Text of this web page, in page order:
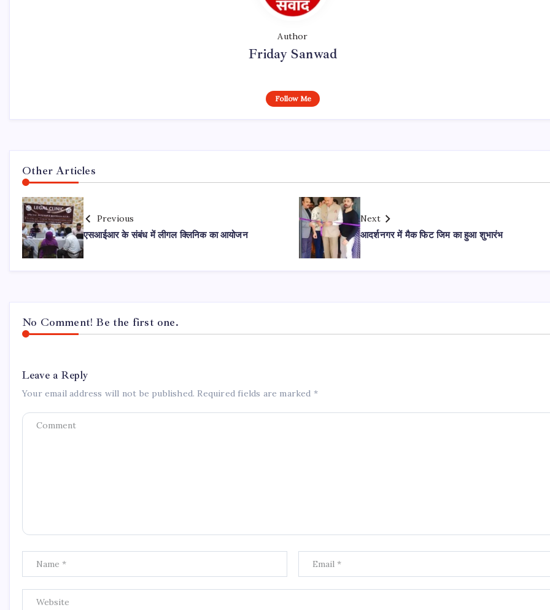
Author
Friday Sanwad
Follow Me
Other Articles
Previous
एसआईआर के संबंध में लीगल क्लिनिक का आयोजन
Next
आदर्शनगर में मैक फिट जिम का हुआ शुभारंभ
No Comment! Be the first one.
Leave a Reply
Your email address will not be published. Required fields are marked *